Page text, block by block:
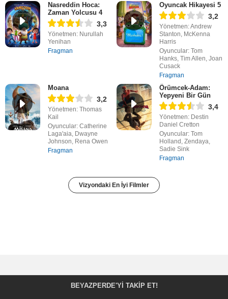
Nasreddin Hoca:
Zaman Yolcusu 4
3,3
Yönetmen: Nurullah
Yenihan
Fragman
Oyuncak Hikayesi 5
3,2
Yönetmen: Andrew
Stanton, McKenna
Harris
Oyuncular: Tom
Hanks, Tim Allen, Joan
Cusack
Fragman
Moana
3,2
Yönetmen: Thomas
Kail
Oyuncular: Catherine
Laga'aia, Dwayne
Johnson, Rena Owen
Fragman
Örümcek-Adam:
Yepyeni Bir Gün
3,4
Yönetmen: Destin
Daniel Cretton
Oyuncular: Tom
Holland, Zendaya,
Sadie Sink
Fragman
Vizyondaki En İyi Filmler
BEYAZPERDE'YI TAKIP ET!